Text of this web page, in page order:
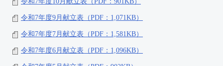
令和7年度9月献立表（PDF：1,071KB）
令和7年度7月献立表（PDF：1,581KB）
令和7年度6月献立表（PDF：1,096KB）